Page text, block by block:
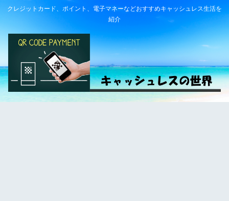
クレジットカード、ポイント、電子マネーなどおすすめキャッシュレス生活を
紹介